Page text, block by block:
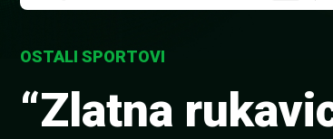
OSTALI SPORTOVI
“Zlatna